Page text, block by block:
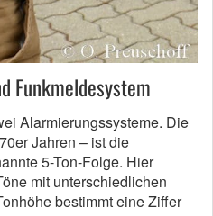
Funkmeldesystem
Alarmierungssysteme. Die
Jahren – ist die
5-Ton-Folge. Hier
mit unterschiedlichen
bestimmt eine Ziffer